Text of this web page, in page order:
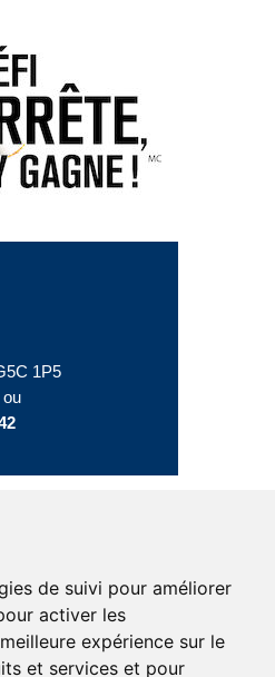
de suivi pour améliorer
activer les
expérience sur le
et services et pour
1P5
ou